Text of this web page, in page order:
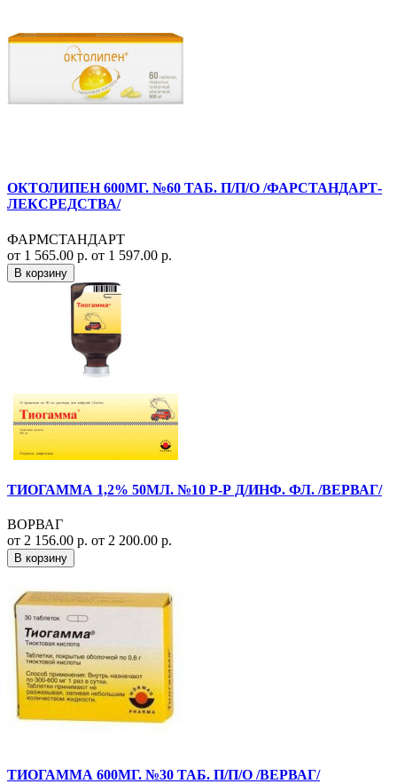
ОКТОЛИПЕН 600МГ. №60 ТАБ. П/П/О /ФАРСТАНДАРТ-
ЛЕКСРЕДСТВА/
ФАРМСТАНДАРТ
от 1 565.00 р. от 1 597.00 р.
В корзину
ТИОГАММА 1,2% 50МЛ. №10 Р-Р Д/ИНФ. ФЛ. /ВЕРВАГ/
ВОРВАГ
от 2 156.00 р. от 2 200.00 р.
В корзину
ТИОГАММА 600МГ. №30 ТАБ. П/П/О /ВЕРВАГ/